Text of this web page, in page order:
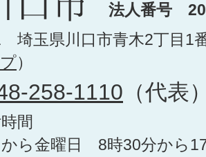
法人番号
埼玉県川口市青木2丁目1
）
258-1110 （代表
間
から金曜日 8時30分から